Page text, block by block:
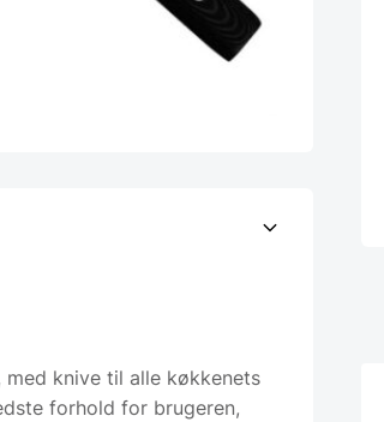
med knive til alle køkkenets
forhold for brugeren,